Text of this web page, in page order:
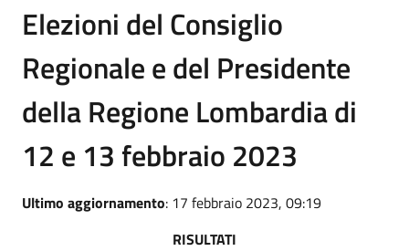
Elezioni del Consiglio
Regionale e del Presidente
della Regione Lombardia di
12 e 13 febbraio 2023
Ultimo aggiornamento: 17 febbraio 2023, 09:19
RISULTATI